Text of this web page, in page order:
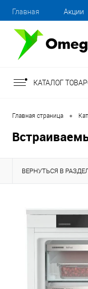
Главная Акции
КАТАЛОГ
Главная страница •
ВЕРНУТЬСЯ В